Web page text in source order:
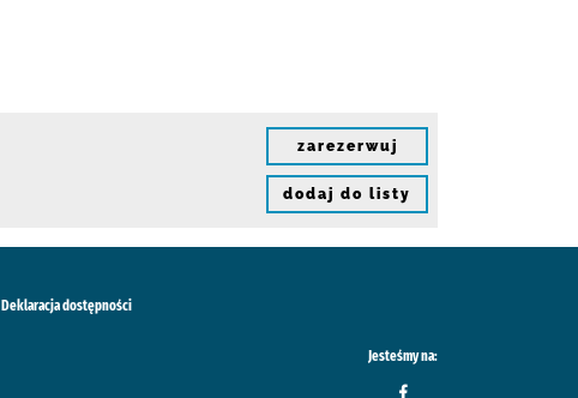
zarezerwuj
dodaj do listy
Deklaracja dostępności
Jesteśmy na: